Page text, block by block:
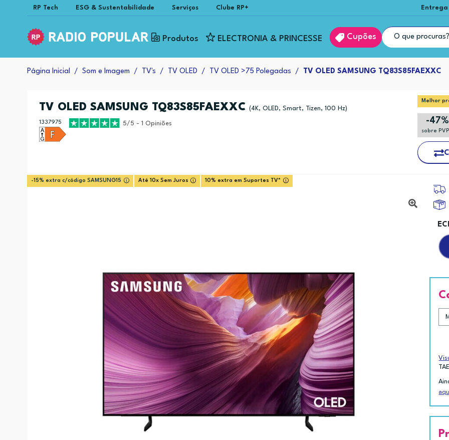
RP Tech ESG & Sustentabilidade Serviços Clube RP+
Produtos ELECTRONIA & PRINCESSE Cupões
Página Inicial Som e Imagem TV's TV OLED TV OLED >75 Polegadas TV OLED SAMSUNG TQ83S85FAEXXC
TV OLED SAMSUNG TQ83S85FAEXXC (4K, OLED, Smart, Tizen, 100 Hz)
1337975 5/5 - 1 Opiniões
Melhor
-47%
sobre
-15% extra c/código SAMSUNG15 Até 10x Sem Juros 10% extra em Suportes TV*